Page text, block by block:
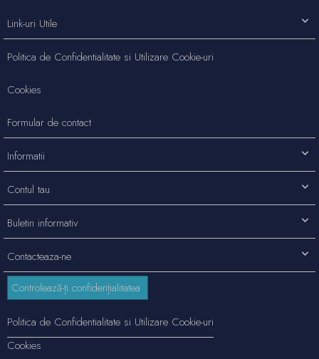
Contacteaza-ne
Link-uri Utile
Politica de Confidentialitate si Utilizare Cookie-uri
Cookies
Formular de contact
Informatii
Contul tau
Buletin informativ
Controlează-ți confidențialitatea
Politica de Confidentialitate si Utilizare Cookie-uri
Cookies